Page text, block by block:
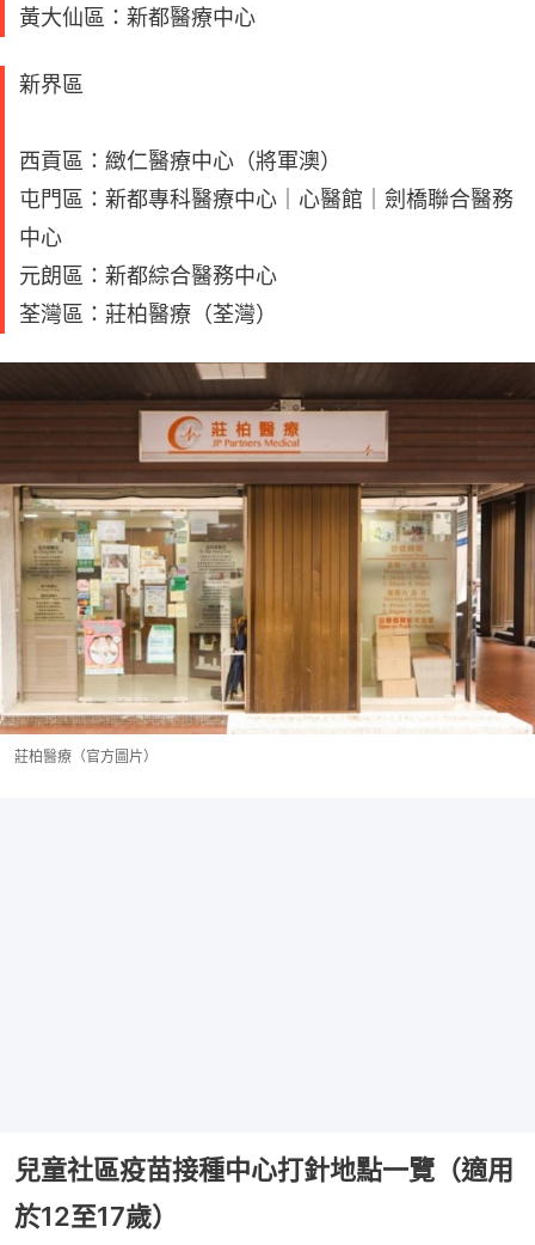
黃大仙區：新都醫療中心
新界區
西貢區：緻仁醫療中心（將軍澳）
屯門區：新都專科醫療中心｜心醫館｜劍橋聯合醫務
中心
元朗區：新都綜合醫務中心
荃灣區：莊柏醫療（荃灣）
莊柏醫療（官方圖片）
兒童社區疫苗接種中心打針地點一覽（適用
於12至17歲）